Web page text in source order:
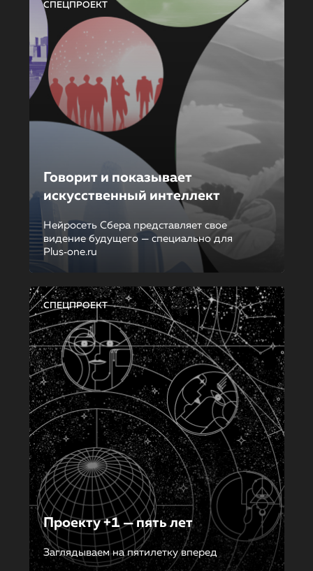
СПЕЦПРОЕКТ
Говорит и показывает
искусственный интеллект
Нейросеть Сбера представляет свое
видение будущего — специально для
Plus‑one.ru
СПЕЦПРОЕКТ
Проекту +1 — пять лет
Заглядываем на пятилетку вперед